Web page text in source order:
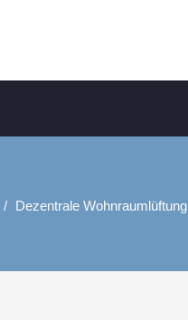
Dezentrale Wohnraumlüftung